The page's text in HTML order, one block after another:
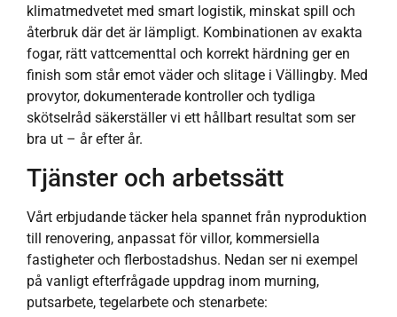
klimatmedvetet med smart logistik, minskat spill och
återbruk där det är lämpligt. Kombinationen av exakta
fogar, rätt vattcementtal och korrekt härdning ger en
finish som står emot väder och slitage i Vällingby. Med
provytor, dokumenterade kontroller och tydliga
skötselråd säkerställer vi ett hållbart resultat som ser
bra ut – år efter år.
Tjänster och arbetssätt
Vårt erbjudande täcker hela spannet från nyproduktion
till renovering, anpassat för villor, kommersiella
fastigheter och flerbostadshus. Nedan ser ni exempel
på vanligt efterfrågade uppdrag inom murning,
putsarbete, tegelarbete och stenarbete: